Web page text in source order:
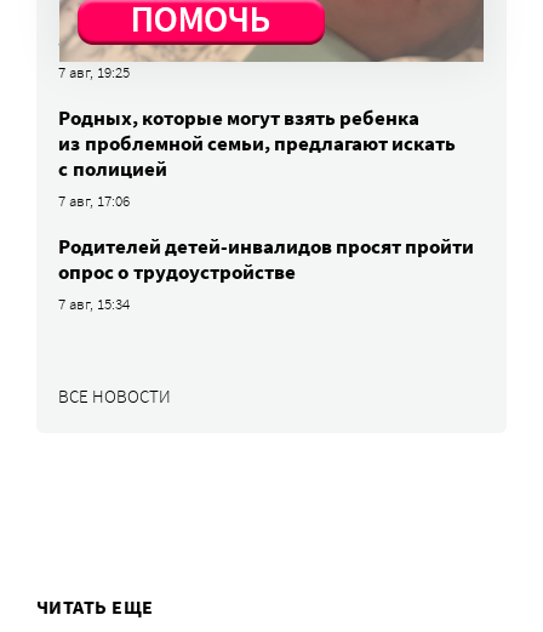
Вторая волна клещей ожидается в конце
августа – начале сентября
7 авг, 19:25
Родных, которые могут взять ребенка
из проблемной семьи, предлагают искать
с полицией
7 авг, 17:06
Родителей детей-инвалидов просят пройти
опрос о трудоустройстве
7 авг, 15:34
ВСЕ НОВОСТИ
ЧИТАТЬ ЕЩЕ